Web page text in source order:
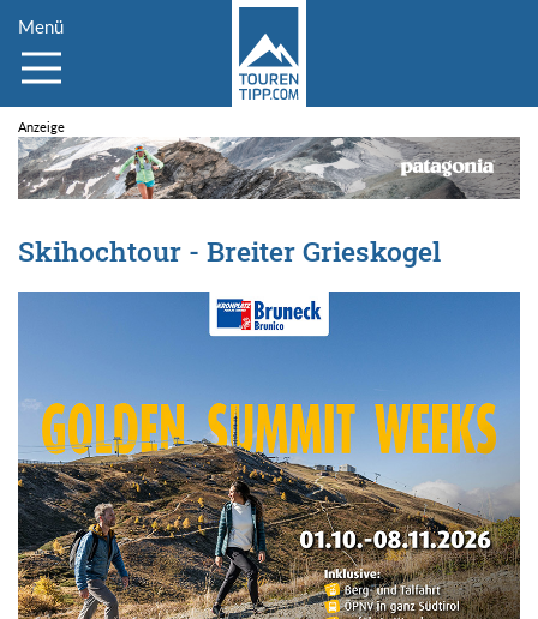
Menü
Skihochtour - Breiter Grieskogel